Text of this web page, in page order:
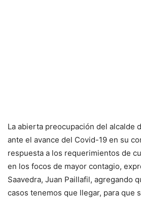
La abierta preocupación del alcalde
ante el avance del Covid-19 en su
respuesta a los requerimientos de
en los focos de mayor contagio,
Saavedra, Juan Paillafil, agregando
casos tenemos que llegar, para que